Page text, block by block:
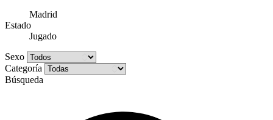
Madrid
Estado
Jugado
Sexo
Categoría
Búsqueda